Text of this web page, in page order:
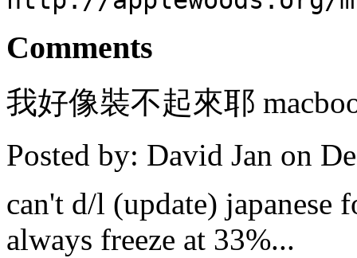
Comments
我好像裝不起來耶
Posted by: David Jan on
can't d/l (update) japanese
always freeze at 33%...